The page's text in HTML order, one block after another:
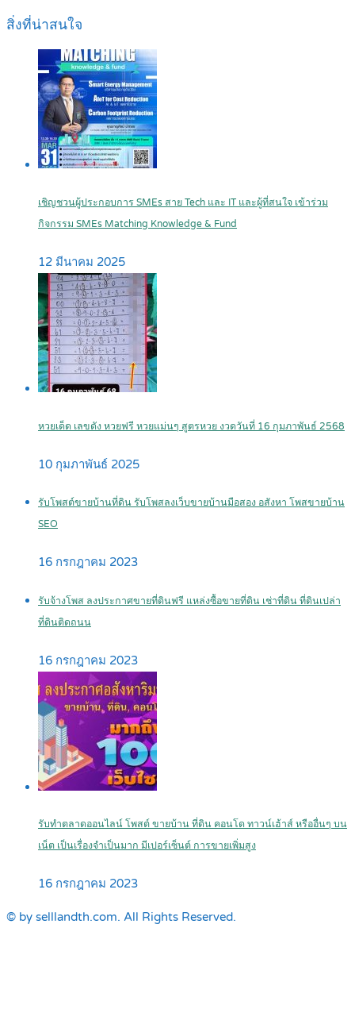
สิ่งที่น่าสนใจ
เชิญชวนผู้ประกอบการ SMEs สาย Tech และ IT และผู้ที่สนใจ เข้าร่วม
กิจกรรม SMEs Matching Knowledge & Fund
12 มีนาคม 2025
หวยเด็ด เลขดัง หวยฟรี หวยแม่นๆ สูตรหวย งวดวันที่ 16 กุมภาพันธ์ 2568
10 กุมภาพันธ์ 2025
รับโพสต์ขายบ้านที่ดิน รับโพสลงเว็บขายบ้านมือสอง อสังหา โพสขายบ้าน
SEO
16 กรกฎาคม 2023
รับจ้างโพส ลงประกาศขายที่ดินฟรี แหล่งซื้อขายที่ดิน เช่าที่ดิน ที่ดินเปล่า
ที่ดินติดถนน
16 กรกฎาคม 2023
รับทำตลาดออนไลน์ โพสต์ ขายบ้าน ที่ดิน คอนโด ทาวน์เฮ้าส์ หรืออื่นๆ บน
เน็ต เป็นเรื่องจำเป็นมาก มีเปอร์เซ็นต์ การขายเพิ่มสูง
16 กรกฎาคม 2023
© by selllandth.com. All Rights Reserved.